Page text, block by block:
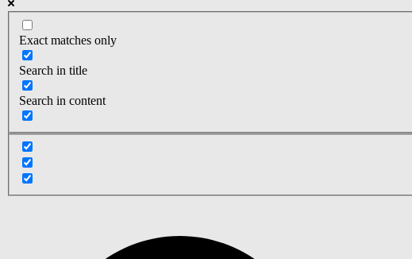
Exact matches only
Search in title
Search in content